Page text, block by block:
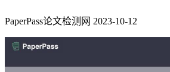
PaperPass论文检测网 2023-10-12